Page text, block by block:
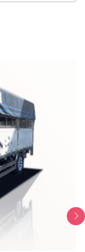
đầy đủ 2
xe. Vị trí đặt
vừa tạo
halogen
tốt.
khá tinh tế và